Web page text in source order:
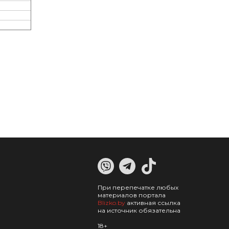
При перепечатке любых
материалов портала
Blizko.by активная ссылка
на источник обязательна
18+